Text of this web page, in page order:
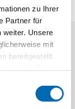
zu Ihrer
Partner für
weiter. Unsere
mit
bereitgestellt